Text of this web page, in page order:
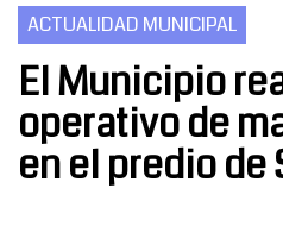
ACTUALIDAD MUNICIPAL
El Municipio
operativo de
en el predio de